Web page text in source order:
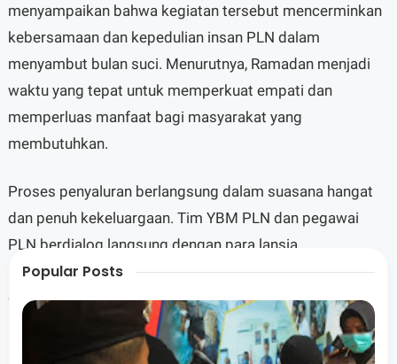
menyampaikan bahwa kegiatan tersebut mencerminkan
kebersamaan dan kepedulian insan PLN dalam
menyambut bulan suci. Menurutnya, Ramadan menjadi
waktu yang tepat untuk memperkuat empati dan
memperluas manfaat bagi masyarakat yang
membutuhkan.
Proses penyaluran berlangsung dalam suasana hangat
dan penuh kekeluargaan. Tim YBM PLN dan pegawai
PLN berdialog langsung dengan para lansia,
mendengarkan kisah mereka, serta menyampaikan doa
dan harapan agar Ramadan tahun ini membawa
Popular Posts